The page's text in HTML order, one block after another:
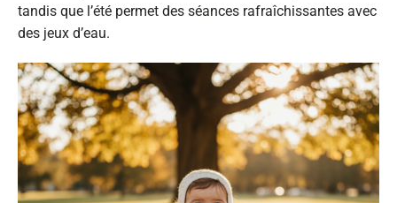
tandis que l’été permet des séances rafraîchissantes avec
des jeux d’eau.